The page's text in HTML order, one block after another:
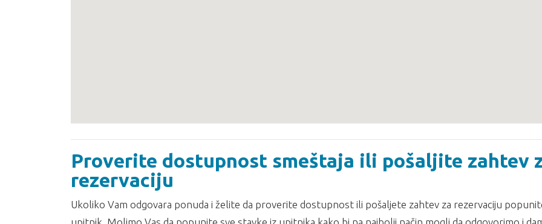
Proverite dostupnost smeštaja ili pošaljite zahtev
rezervaciju
Ukoliko Vam odgovara ponuda i želite da proverite dostupnost ili pošaljete zahtev za rezervaciju
upitnik. Molimo Vas da popunite sve stavke iz upitnika kako bi na najbolji način mogli da odgovorimo i